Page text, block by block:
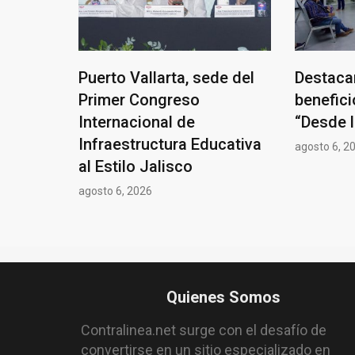
Puerto Vallarta, sede del
Primer Congreso
Internacional de
Infraestructura Educativa
al Estilo Jalisco
agosto 6, 2026
“Desde
agosto 6,
Quienes Somos
Contralinea.net surge con el desafío de
convertirse en un sitio especializado en